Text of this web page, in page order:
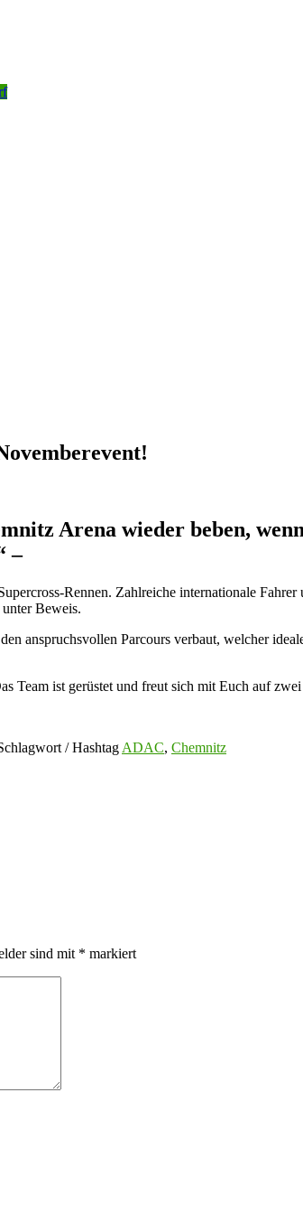
Arena wieder beben,
–
Rennen. Zahlreiche internationale
Beweis.
anspruchsvollen Parcours verbaut, welcher
Team ist gerüstet und freut sich mit Euch auf
/ Hashtag ADAC, Chemnitz
sind mit * markiert